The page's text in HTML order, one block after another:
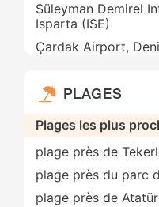
Süleyman Demirel
Isparta (ISE)
Çardak Airport,
PLAGES
Plages les plus
plage près de
plage près du parc
plage près de